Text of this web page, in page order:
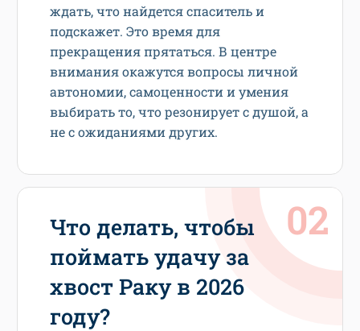
ждать, что найдется спаситель и
подскажет. Это время для
прекращения прятаться. В центре
внимания окажутся вопросы личной
автономии, самоценности и умения
выбирать то, что резонирует с душой, а
не с ожиданиями других.
Что делать, чтобы
поймать удачу за
хвост Раку в 2026
году?